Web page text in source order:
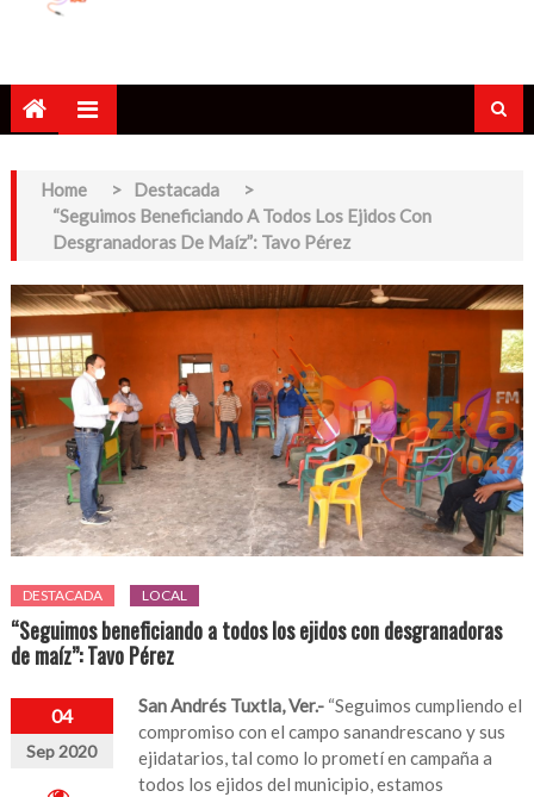
Home > Destacada
>
“Seguimos Beneficiando A Todos Los Ejidos Con
Desgranadoras De Maíz”: Tavo Pérez
DESTACADA LOCAL
“Seguimos beneficiando a todos los ejidos con desgranadoras
de maíz”: Tavo Pérez
04
Sep 2020
San Andrés Tuxtla, Ver.- “Seguimos cumpliendo el
compromiso con el campo sanandrescano y sus
ejidatarios, tal como lo prometí en campaña a
todos los ejidos del municipio, estamos